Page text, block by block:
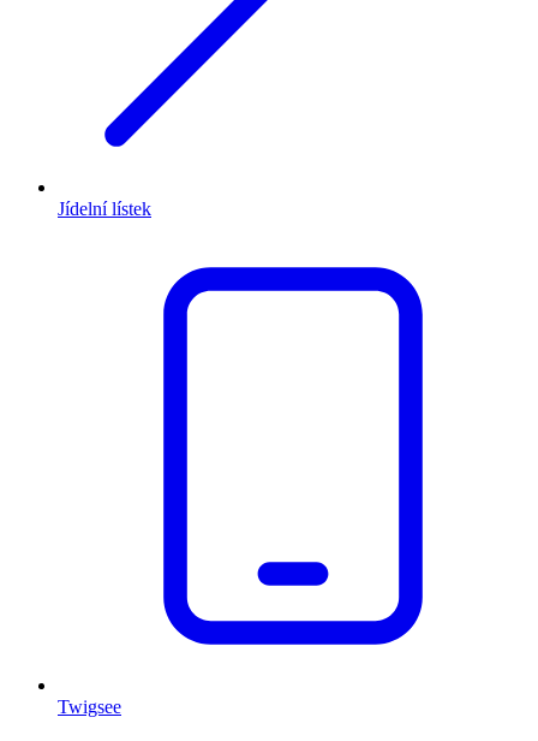
Jídelní lístek
Twigsee